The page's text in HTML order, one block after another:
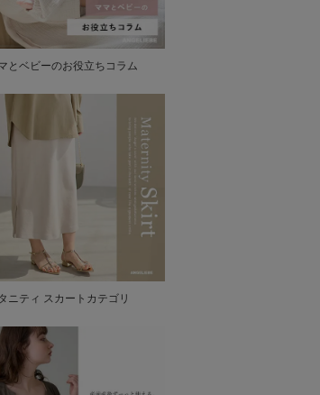
とベビーのお役立ちコラム
ニティ スカートカテゴリ